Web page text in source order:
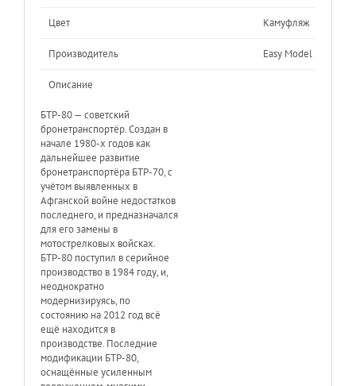
Цвет Камуфляж
Производитель Easy Model
Описание
БТР-80 — советский
бронетранспортёр. Создан в
начале 1980-х годов как
дальнейшее развитие
бронетранспортёра БТР-70, с
учётом выявленных в
Афганской войне недостатков
последнего, и предназначался
для его замены в
мотострелковых войсках.
БТР-80 поступил в серийное
производство в 1984 году, и,
неоднократно
модернизируясь, по
состоянию на 2012 год всё
ещё находится в
производстве. Последние
модификации БТР-80,
оснащённые усиленным